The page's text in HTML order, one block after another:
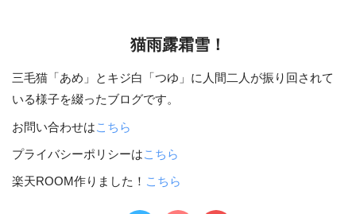
猫雨露霜雪！
三毛猫「あめ」とキジ白「つゆ」に人間二人が振り回されて
いる様子を綴ったブログです。
お問い合わせはこちら
プライバシーポリシーはこちら
楽天ROOM作りました！ こちら